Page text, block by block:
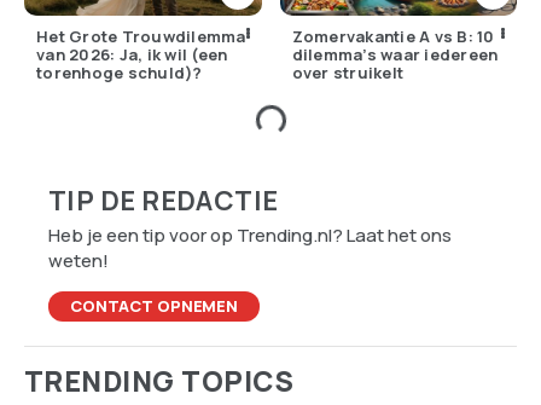
Het Grote Trouwdilemma
van 2026: Ja, ik wil (een
torenhoge schuld)?
Zomervakantie A vs B: 10
dilemma’s waar iedereen
over struikelt
TIP DE REDACTIE
Heb je een tip voor op Trending.nl? Laat het ons
weten!
CONTACT OPNEMEN
TRENDING TOPICS